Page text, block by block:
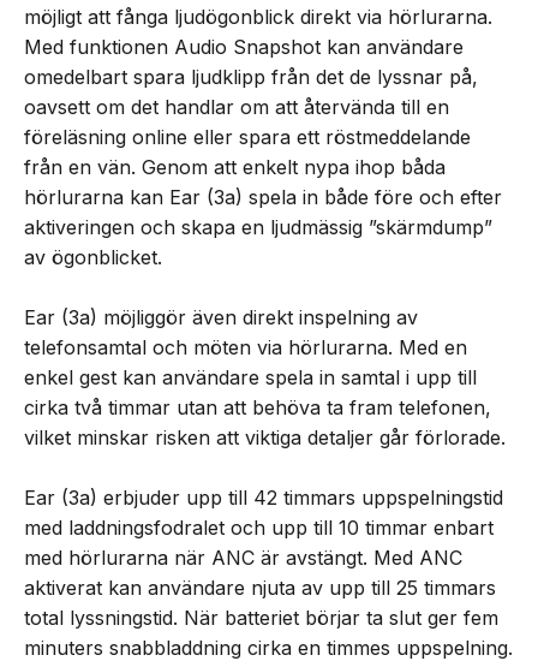
möjligt att fånga ljudögonblick direkt via hörlurarna.
Med funktionen Audio Snapshot kan användare
omedelbart spara ljudklipp från det de lyssnar på,
oavsett om det handlar om att återvända till en
föreläsning online eller spara ett röstmeddelande
från en vän. Genom att enkelt nypa ihop båda
hörlurarna kan Ear (3a) spela in både före och efter
aktiveringen och skapa en ljudmässig ”skärmdump”
av ögonblicket.
Ear (3a) möjliggör även direkt inspelning av
telefonsamtal och möten via hörlurarna. Med en
enkel gest kan användare spela in samtal i upp till
cirka två timmar utan att behöva ta fram telefonen,
vilket minskar risken att viktiga detaljer går förlorade.
Ear (3a) erbjuder upp till 42 timmars uppspelningstid
med laddningsfodralet och upp till 10 timmar enbart
med hörlurarna när ANC är avstängt. Med ANC
aktiverat kan användare njuta av upp till 25 timmars
total lyssningstid. När batteriet börjar ta slut ger fem
minuters snabbladdning cirka en timmes uppspelning.